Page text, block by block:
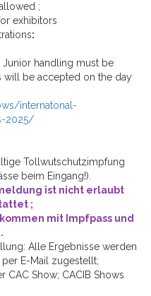
;
exhibitors
:
handling must be
will be accepted on the day
internatonal-
2025/
Tollwutschutzimpfung
beim Eingang!).
ist nicht erlaubt
;
mit Impfpass und
Alle Ergebnisse werden
E-Mail zugestellt;
CAC Show; CACIB Shows